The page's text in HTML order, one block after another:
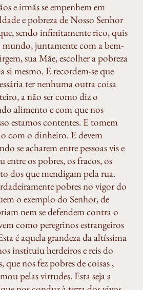
e irmãs se empenhem em
e pobreza de Nosso Senhor
sendo infinitamente rico, quis
mundo, juntamente com a bem-
sua Mãe, escolher a pobreza
si mesmo. E recordem-se que
ter nenhuma outra coisa
a não ser como diz o
alimento e com que nos
estamos contentes. E tomem
com o dinheiro. E devem
se acharem entre pessoas vis e
entre os pobres, os fracos, os
dos que mendigam pela rua.
pobres no vigor do
o exemplo do Senhor, de
nem se defendem contra o
como peregrinos estrangeiros
é aquela grandeza da altíssima
instituiu herdeiros e reis do
que nos fez pobres de coisas ,
pelas virtudes. Esta seja a